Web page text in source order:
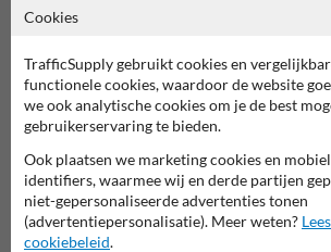
Productcategorieën in deze groep
Cookies
TrafficSupply gebruikt cookies en
functionele cookies, waardoor de website
we ook analytische cookies om je de best
gebruikerservaring te bieden.
Ook plaatsen we marketing cookies en
identifiers, waarmee wij en derde partijen
niet-gepersonaliseerde advertenties tonen
(advertentiepersonalisatie). Meer weten?
cookiebeleid.